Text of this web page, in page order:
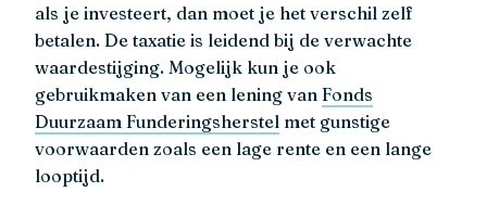
als je investeert, dan moet je het verschil zelf
betalen. De taxatie is leidend bij de verwachte
waardestijging. Mogelijk kun je ook
gebruikmaken van een lening van Fonds
Duurzaam Funderingsherstel met gunstige
voorwaarden zoals een lage rente en een lange
looptijd.